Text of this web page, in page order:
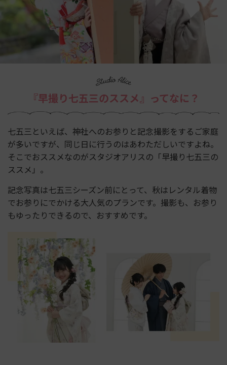
『早撮り七五三のススメ』ってなに？
七五三といえば、神社へのお参りと記念撮影をするご家庭
が多いですが、同じ日に行うのはあわただしいですよね。
そこでおススメなのがスタジオアリスの「早撮り七五三の
ススメ」。
記念写真は七五三シーズン前にとって、秋はレンタル着物
でお参りにでかける大人気のプランです。 撮影も、お参り
もゆったりできるので、おすすめです。